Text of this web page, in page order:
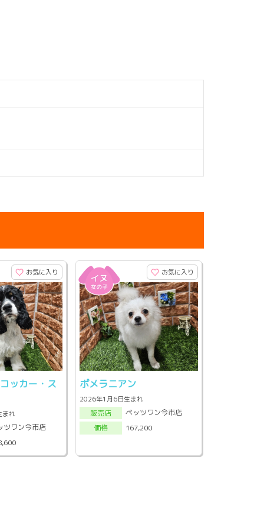
お気に入り
ッカー・ス
れ
ツワン今市店
お気に入り
ポメラニアン
2026年1月6日生まれ
販売店
ペッツワン今市店
価格
167,200